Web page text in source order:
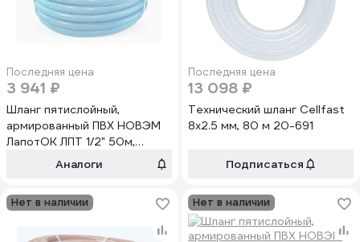
Последняя цена
3 941 ₽
Шланг пятислойный,
армированный ПВХ НОВЭМ
ЛапотОК ЛПТ 1/2" 50м,
бирюзовыйАналоги
Последняя цена
13 098 ₽
Технический шланг Cellfast
8x2.5 мм, 80 м 20-691
Подписаться
Нет в наличии Нет в наличии